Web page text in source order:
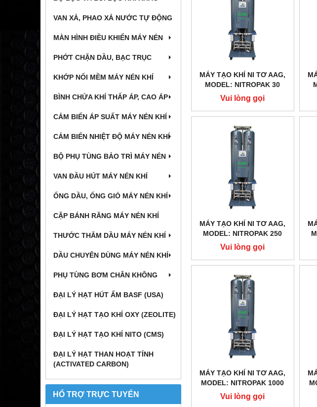
VAN XẢ, PHAO XẢ NƯỚC TỰ ĐỘNG
MÀN HÌNH ĐIỀU KHIỂN MÁY NÉN
PHỚT CHẶN DẦU, BẠC TRỤC
KHỚP NỐI MỀM MÁY NÉN KHÍ
BÌNH CHỨA KHÍ THẤP ÁP, CAO ÁP
CẢM BIẾN ÁP SUẤT MÁY NÉN KHÍ
CẢM BIẾN NHIỆT ĐỘ MÁY NÉN KHÍ
BỘ PHỤ TÙNG BẢO TRÌ MÁY NÉN
VAN ĐẦU HÚT MÁY NÉN KHÍ
ỐNG DẦU, ỐNG GIÓ MÁY NÉN KHÍ
CẶP BÁNH RĂNG MÁY NÉN KHÍ
THƯỚC THĂM DẦU MÁY NÉN KHÍ
DẦU CHUYÊN DÙNG MÁY NÉN KHÍ
PHỤ TÙNG BƠM CHÂN KHÔNG
ĐẠI LÝ HẠT HÚT ẨM BASF (USA)
ĐẠI LÝ HẠT TẠO KHÍ OXY (ZEOLITE)
ĐẠI LÝ HẠT TẠO KHÍ NITO (CMS)
ĐẠI LÝ HẠT THAN HOẠT TÍNH
(ACTIVATED CARBON)
HỔ TRỢ TRỰC TUYẾN
MÁY TẠO KHÍ NI TƠ AAG,
MODEL: NITROPAK 30
Vui lòng gọi
MÁY TẠO KHÍ NI TƠ AAG,
MODEL: NITROPAK 250
Vui lòng gọi
MÁY TẠO KHÍ NI TƠ AAG,
MODEL: NITROPAK 1000
Vui lòng gọi